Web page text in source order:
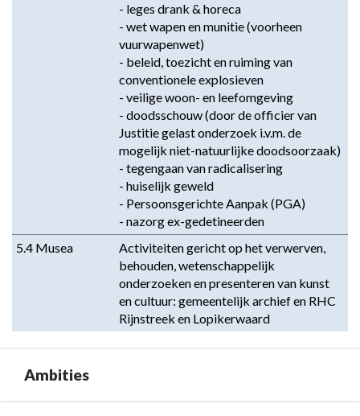
- leges drank & horeca
- wet wapen en munitie (voorheen
vuurwapenwet)
- beleid, toezicht en ruiming van
conventionele explosieven
- veilige woon- en leefomgeving
- doodsschouw (door de officier van
Justitie gelast onderzoek i.v.m. de
mogelijk niet-natuurlijke doodsoorzaak)
- tegengaan van radicalisering
- huiselijk geweld
- Persoonsgerichte Aanpak (PGA)
- nazorg ex-gedetineerden
5.4 Musea
Activiteiten gericht op het verwerven,
behouden, wetenschappelijk
onderzoeken en presenteren van kunst
en cultuur: gemeentelijk archief en RHC
Rijnstreek en Lopikerwaard
Ambities